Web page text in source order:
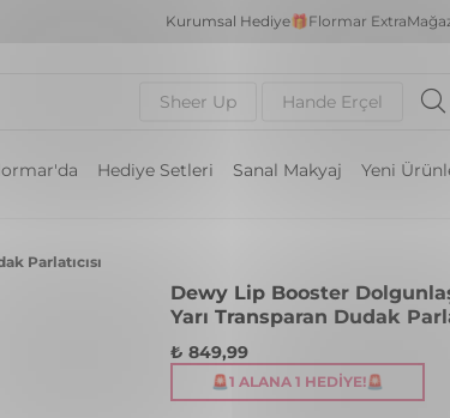
Kurumsal Hediye🎁Flormar Extra
Sheer Up Hande Erçel
Hediye Setleri Sanal Makyaj Yeni
Parlatıcısı
Dewy Lip Booster
Yarı Transparan Dudak
₺ 849,99
🚨1 ALANA 1 HEDIYE!🚨